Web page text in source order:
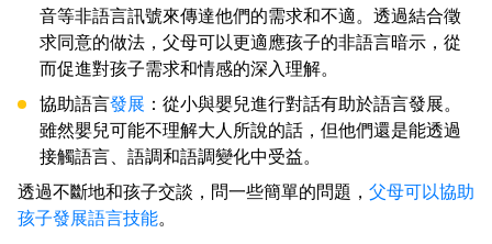
音等非語言訊號來傳達他們的需求和不適。透過結合徵
求同意的做法，父母可以更適應孩子的非語言暗示，從
而促進對孩子需求和情感的深入理解。
協助語言發展 ：從小與嬰兒進行對話有助於語言發展。
雖然嬰兒可能不理解大人所說的話，但他們還是能透過
接觸語言、語調和語調變化中受益。
透過不斷地和孩子交談，問一些簡單的問題， 父母可以協助
孩子發展語言技能。